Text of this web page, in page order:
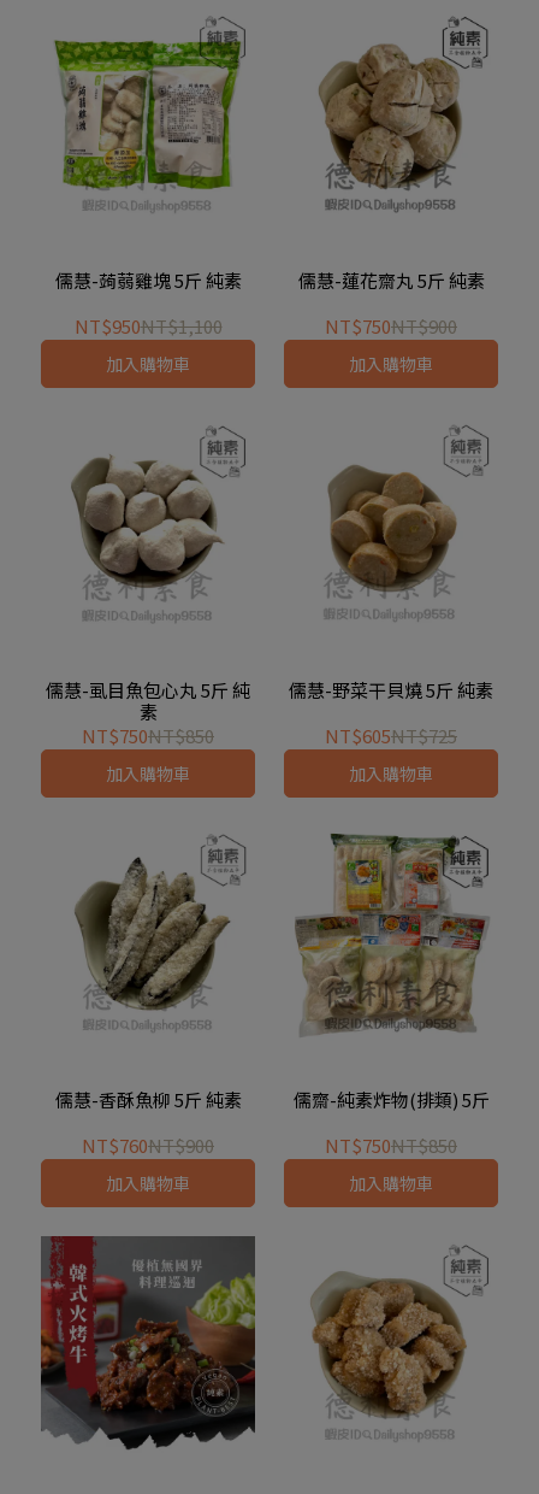
儒慧-蒟蒻雞塊 5斤 純素
NT$950NT$1,100
加入購物車
儒慧-蓮花齋丸 5斤 純素
NT$750NT$900
加入購物車
儒慧-虱目魚包心丸 5斤 純
素
NT$750NT$850
加入購物車
儒慧-野菜干貝燒 5斤 純素
NT$605NT$725
加入購物車
儒慧-香酥魚柳 5斤 純素
NT$760NT$900
加入購物車
儒齋-純素炸物(排類) 5斤
NT$750NT$850
加入購物車